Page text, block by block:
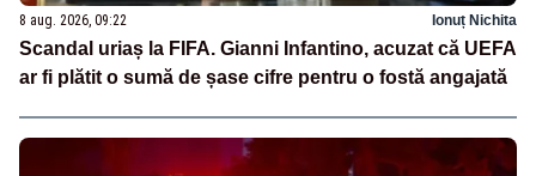
8 aug. 2026, 09:22 Ionuț Nichita
Scandal uriaș la FIFA. Gianni Infantino, acuzat că UEFA
ar fi plătit o sumă de șase cifre pentru o fostă angajată